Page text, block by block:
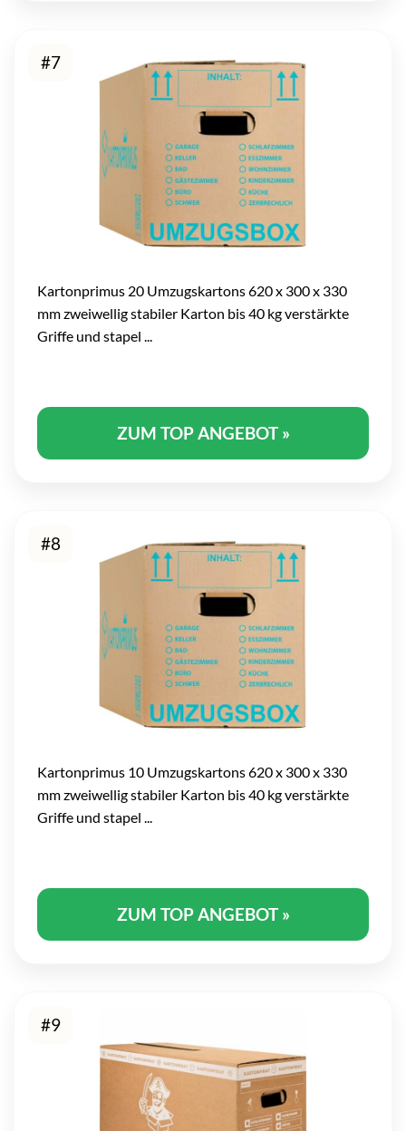
#7
Kartonprimus 20 Umzugskartons 620 x 300 x 330
mm zweiwellig stabiler Karton bis 40 kg verstärkte
Griffe und stapel ...
ZUM TOP ANGEBOT »
#8
Kartonprimus 10 Umzugskartons 620 x 300 x 330
mm zweiwellig stabiler Karton bis 40 kg verstärkte
Griffe und stapel ...
ZUM TOP ANGEBOT »
#9